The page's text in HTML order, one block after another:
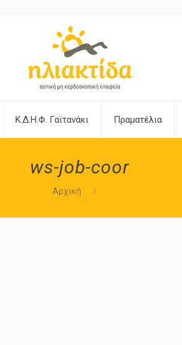
Κ.Δ.Η.Φ. Γαϊτανάκι Πραματέλια
ws-job-coor
Αρχική